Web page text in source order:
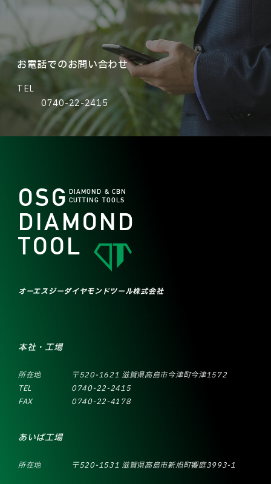
お電話でのお問い合わせ
TEL
0740-22-2415
OSG
DIAMOND
TOOL
DIAMOND & CBN
CUTTING TOOLS
オーエスジーダイヤモンドツール株式会社
本社・工場
所在地
〒520-1621 滋賀県高島市今津町今津1572
TEL
0740-22-2415
FAX
0740-22-4178
あいば工場
所在地 〒520-1531 滋賀県高島市新旭町饗庭3993-1